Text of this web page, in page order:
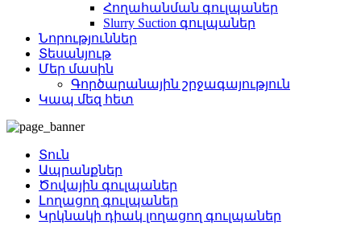
Հողահանման գուլպաներ
Slurry Suction գուլպաներ
Նորություններ
Տեսանյութ
Մեր մասին
Գործարանային շրջագայություն
Կապ մեզ հետ
Տուն
Ապրանքներ
Ծովային գուլպաներ
Լողացող գուլպաներ
Կրկնակի դիակ լողացող գուլպաներ